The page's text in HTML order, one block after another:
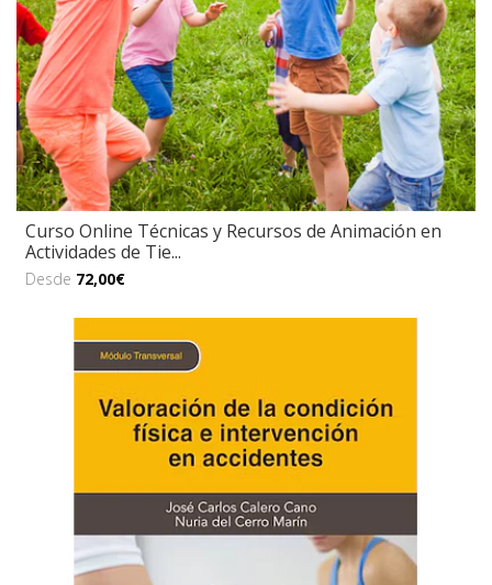
Curso Online Técnicas y Recursos de Animación en
Actividades de Tie...
Desde 72,00€